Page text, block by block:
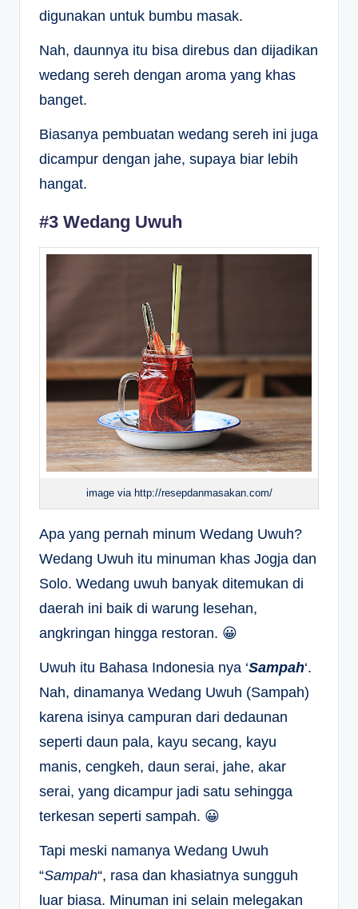
digunakan untuk bumbu masak.
Nah, daunnya itu bisa direbus dan dijadikan
wedang sereh dengan aroma yang khas
banget.
Biasanya pembuatan wedang sereh ini juga
dicampur dengan jahe, supaya biar lebih
hangat.
#3 Wedang Uwuh
image via http://resepdanmasakan.com/
Apa yang pernah minum Wedang Uwuh?
Wedang Uwuh itu minuman khas Jogja dan
Solo. Wedang uwuh banyak ditemukan di
daerah ini baik di warung lesehan,
angkringan hingga restoran. 😀
Uwuh itu Bahasa Indonesia nya ‘Sampah‘.
Nah, dinamanya Wedang Uwuh (Sampah)
karena isinya campuran dari dedaunan
seperti daun pala, kayu secang, kayu
manis, cengkeh, daun serai, jahe, akar
serai, yang dicampur jadi satu sehingga
terkesan seperti sampah. 😀
Tapi meski namanya Wedang Uwuh
“Sampah“, rasa dan khasiatnya sungguh
luar biasa. Minuman ini selain melegakan